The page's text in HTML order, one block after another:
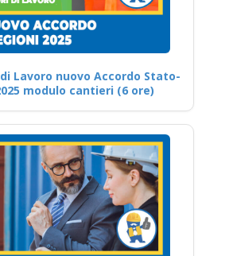
Lavoro nuovo Accordo Stato-
modulo cantieri (6 ore)